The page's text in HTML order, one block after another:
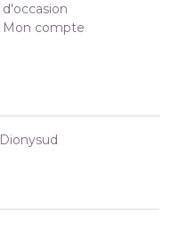
d'occasion
Mon compte
Dionysud